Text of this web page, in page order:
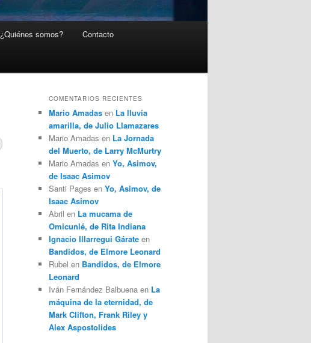
¿Quiénes somos? Contacto
COMENTARIOS RECIENTES
Mario Amadas en La lluvia
amarilla, de Julio Llamazares
Mario Amadas en La Jornada
del Muerto, de Larry McMurtry
Mario Amadas en Yo, Asimov,
de Isaac Asimov
Santi Pages en Yo, Asimov, de
Isaac Asimov
Abril en La mucama de
Omicunlé, de Rita Indiana
Ignacio Illarregui Gárate en
Bandidos, de Elmore Leonard
Rubel en Bandidos, de Elmore
Leonard
Iván Fernández Balbuena en La
máquina de la eternidad, de
Mark Clifton, Frank Riley y
Alex Aspostolides